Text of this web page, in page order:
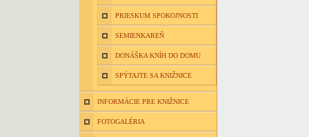
PRIESKUM SPOKOJNOSTI
SEMIENKAREŇ
DONÁŠKA KNÍH DO DOMU
SPÝTAJTE SA KNIŽNICE
INFORMÁCIE PRE KNIŽNICE
FOTOGALÉRIA